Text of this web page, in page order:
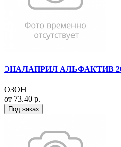
ЭНАЛАПРИЛ АЛЬФАКТИВ
ОЗОН
от 73.40 р.
Под заказ